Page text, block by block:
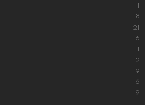
8
21
6
12
9
6
9